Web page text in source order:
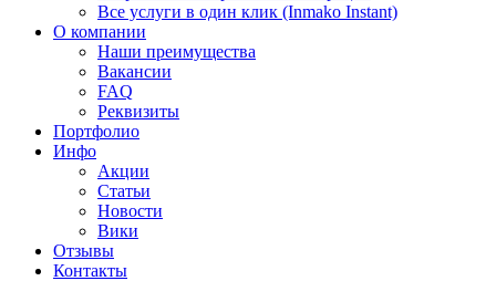
Все услуги в один клик (Inmako Instant)
О компании
Наши преимущества
Вакансии
FAQ
Реквизиты
Портфолио
Инфо
Акции
Статьи
Новости
Вики
Отзывы
Контакты